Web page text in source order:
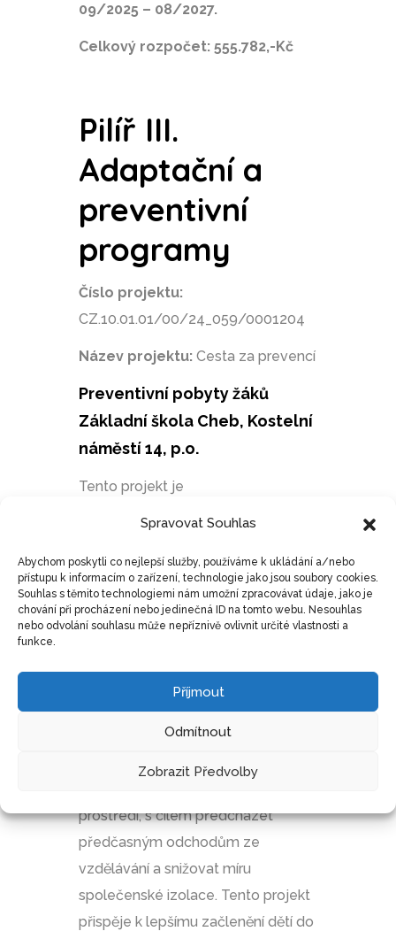
Spravovat Souhlas
Abychom poskytli co nejlepší služby, používáme k ukládání a/nebo
přístupu k informacím o zařízení, technologie jako jsou soubory cookies.
Souhlas s těmito technologiemi nám umožní zpracovávat údaje, jako je
chování při procházení nebo jedinečná ID na tomto webu. Nesouhlas
nebo odvolání souhlasu může nepříznivě ovlivnit určité vlastnosti a
funkce.
Příjmout
Odmítnout
Zobrazit Předvolby
09/2025 – 08/2027.
Celkový rozpočet: 555.782,-Kč
Pilíř III.
Adaptační a
preventivní
programy
Číslo projektu:
CZ.10.01.01/00/24_059/0001204
Název projektu: Cesta za prevencí
Preventivní pobyty žáků
Základní škola Cheb, Kostelní
náměstí 14, p.o.
Tento projekt je
stabilitu žáků základní školy
prostřednictvím systematické
podpory třídního kolektivu, rozvoje
začleňování se zaměřením na
prevenci před šikanou, konflikty či
rizikovým chováním ohrožených
žáků. Cílovou skupinou jsou žáci ze
prostředí, s cílem předcházet
předčasným odchodům ze
vzdělávání a snižovat míru
společenské izolace. Tento projekt
přispěje k lepšímu začlenění dětí do